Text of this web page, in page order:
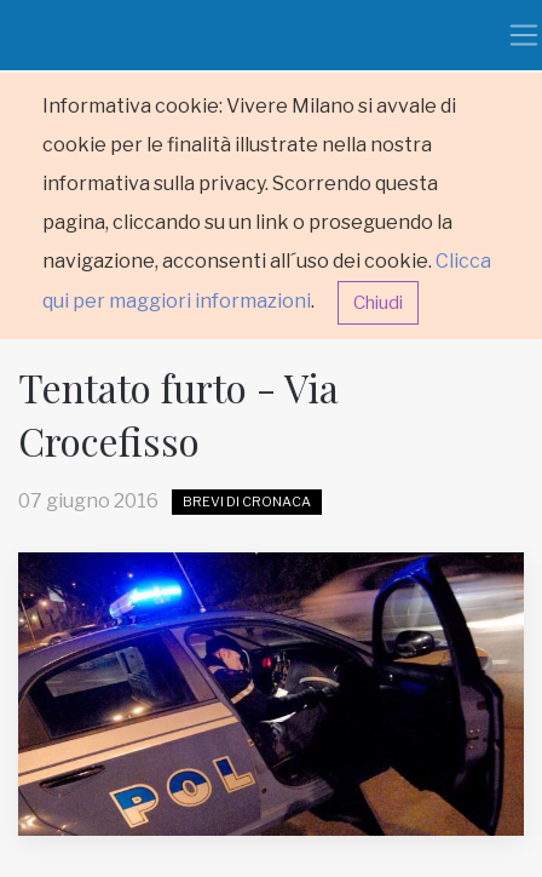
Informativa cookie: Vivere Milano si avvale di
cookie per le finalità illustrate nella nostra
informativa sulla privacy. Scorrendo questa
pagina, cliccando su un link o proseguendo la
navigazione, acconsenti all´uso dei cookie. Clicca
qui per maggiori informazioni. Chiudi
HOME
MUNICIPI
Inviateci le vostre segnalazioni
www.viveremilano.info
Fondato e diretto da Enzo De
Bernardis
Tentato furto - Via
Crocefisso
07 giugno 2016 BREVI DI CRONACA